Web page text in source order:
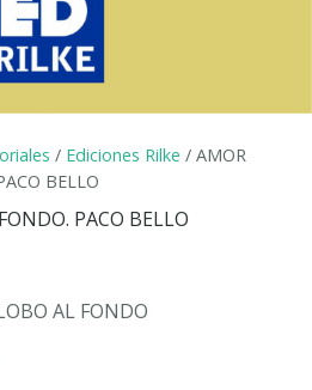
/ Ediciones Rilke / AMOR
BELLO
PACO BELLO
AL FONDO